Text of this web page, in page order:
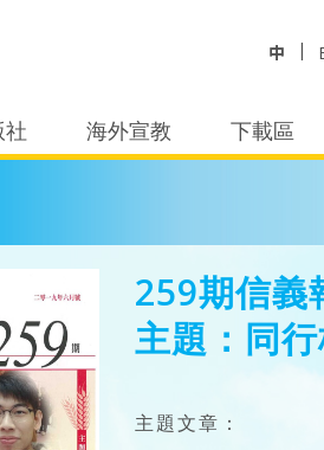
中
社 海外宣教 下載區
259期信義
主題：同
主題文章：